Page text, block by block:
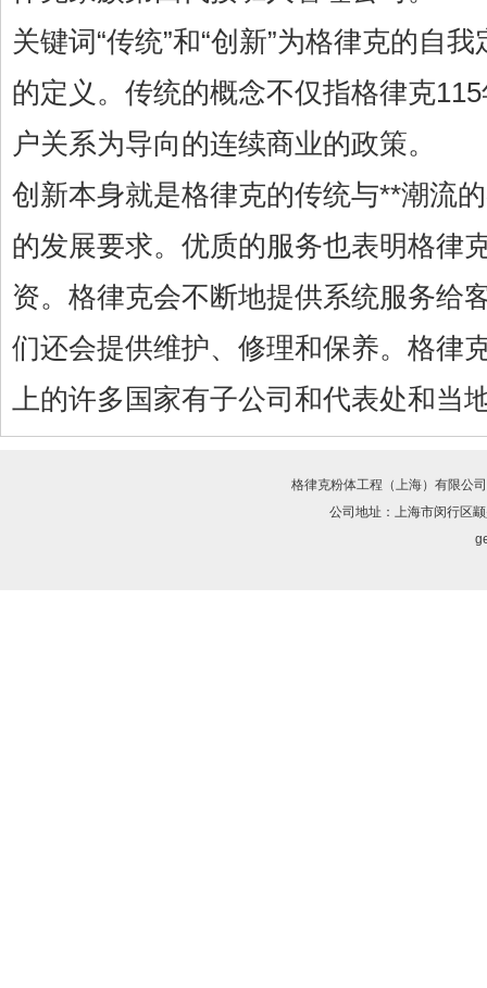
关键词“传统”和“创新”为格律克的自
的定义。传统的概念不仅指格律克
户关系为导向的连续商业的政策。
创新本身就是格律克的传统与**潮流
的发展要求。优质的服务也表明格律
资。格律克会不断地提供系统服务给
们还会提供维护、修理和保养。格律
上的许多国家有子公司和代表处和当
格律克粉体工程（上海）有限公司
公司地址：上海市闵行区